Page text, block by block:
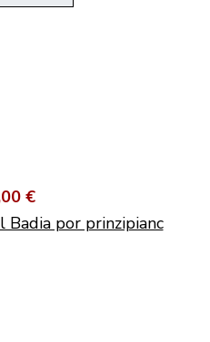
€
Badia por prinzipianc